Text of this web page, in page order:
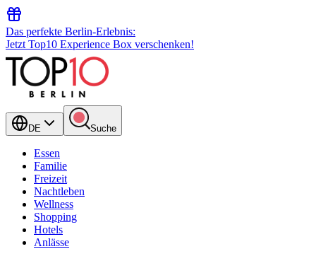
Das perfekte Berlin-Erlebnis:
Jetzt Top10 Experience Box verschenken!
DE Suche
Essen
Familie
Freizeit
Nachtleben
Wellness
Shopping
Hotels
Anlässe